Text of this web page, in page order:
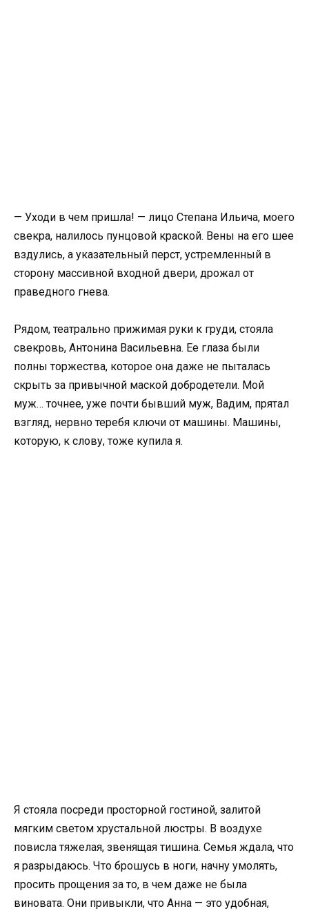
— Уходи в чем пришла! — лицо Степана Ильича, моего
свекра, налилось пунцовой краской. Вены на его шее
вздулись, а указательный перст, устремленный в
сторону массивной входной двери, дрожал от
праведного гнева.
Рядом, театрально прижимая руки к груди, стояла
свекровь, Антонина Васильевна. Ее глаза были
полны торжества, которое она даже не пыталась
скрыть за привычной маской добродетели. Мой
муж… точнее, уже почти бывший муж, Вадим, прятал
взгляд, нервно теребя ключи от машины. Машины,
которую, к слову, тоже купила я.
Я стояла посреди просторной гостиной, залитой
мягким светом хрустальной люстры. В воздухе
повисла тяжелая, звенящая тишина. Семья ждала, что
я разрыдаюсь. Что брошусь в ноги, начну умолять,
просить прощения за то, в чем даже не была
виновата. Они привыкли, что Анна — это удобная,